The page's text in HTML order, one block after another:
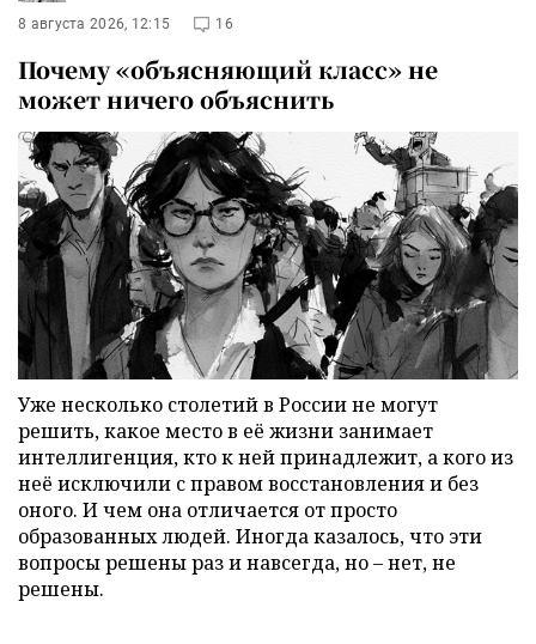
8 августа 2026, 12:15 16
Почему «объясняющий класс» не
может ничего объяснить
Уже несколько столетий в России не могут
решить, какое место в её жизни занимает
интеллигенция, кто к ней принадлежит, а кого из
неё исключили с правом восстановления и без
оного. И чем она отличается от просто
образованных людей. Иногда казалось, что эти
вопросы решены раз и навсегда, но – нет, не
решены.